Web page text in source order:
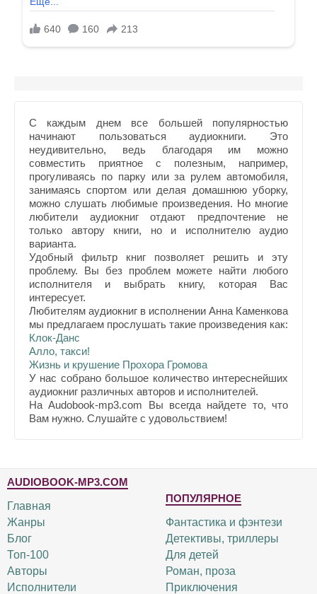
С каждым днем все большей популярностью
начинают пользоваться аудиокниги. Это
неудивительно, ведь благодаря им можно
совместить приятное с полезным, например,
прогуливаясь по парку или за рулем автомобиля,
занимаясь спортом или делая домашнюю уборку,
можно слушать любимые произведения. Но многие
любители аудиокниг отдают предпочтение не
только автору книги, но и исполнителю аудио
варианта.
Удобный фильтр книг позволяет решить и эту
проблему. Вы без проблем можете найти любого
исполнителя и выбрать книгу, которая Вас
интересует.
Любителям аудиокниг в исполнении Анна Каменкова
мы предлагаем прослушать такие произведения как:
Клок-Данс
Алло, такси!
Жизнь и крушение Прохора Громова
У нас собрано большое количество интереснейших
аудиокниг различных авторов и исполнителей.
На Audobook-mp3.com Вы всегда найдете то, что
Вам нужно. Слушайте с удовольствием!
AUDIOBOOK-MP3.COM
Главная
Жанры
Блог
Топ-100
Авторы
Исполнители
ПОПУЛЯРНОЕ
Фантастика и фэнтези
Детективы, триллеры
Для детей
Роман, проза
Приключения